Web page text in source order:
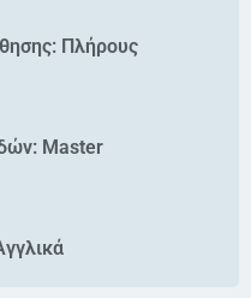
Πλήρους
Master